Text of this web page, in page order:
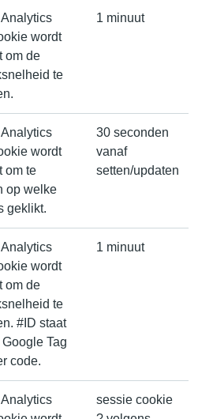
wordt
om de
te
1 minuut
wordt
om te
op welke
geklikt.
30 seconden
vanaf
setten/updaten
wordt
om de
te
#ID staat
Tag
code.
1 minuut
sessie cookie